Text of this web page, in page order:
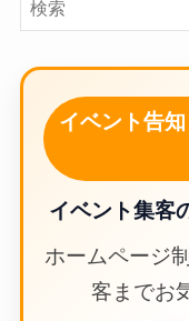
イベント告
イベント集客
ホームページ
客までお